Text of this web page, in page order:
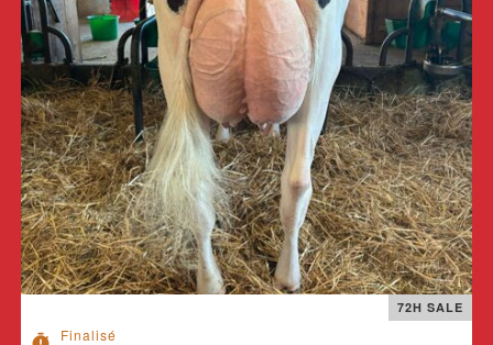
Finalisé
72H SALE